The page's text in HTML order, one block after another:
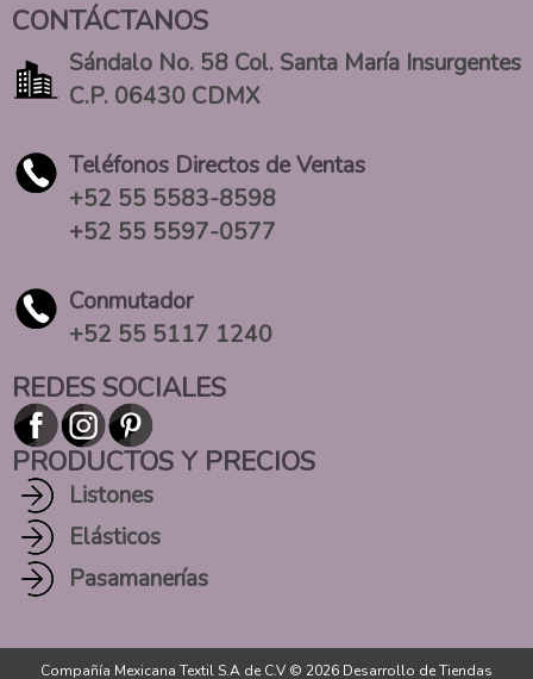
CONTÁCTANOS
Sándalo No. 58 Col. Santa María Insurgentes
C.P. 06430 CDMX
Teléfonos Directos de Ventas
+52 55 5583-8598
+52 55 5597-0577
Conmutador
+52 55 5117 1240
REDES SOCIALES
PRODUCTOS Y PRECIOS
Listones
Elásticos
Pasamanerías
Compañía Mexicana Textil S.A de C.V © 2026 Desarrollo de Tiendas